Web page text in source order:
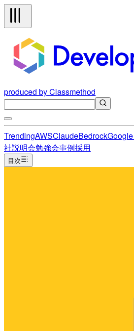
produced by Classmethod
TrendingAWSClaudeBedrock
社説明会勉強会事例採用
目次